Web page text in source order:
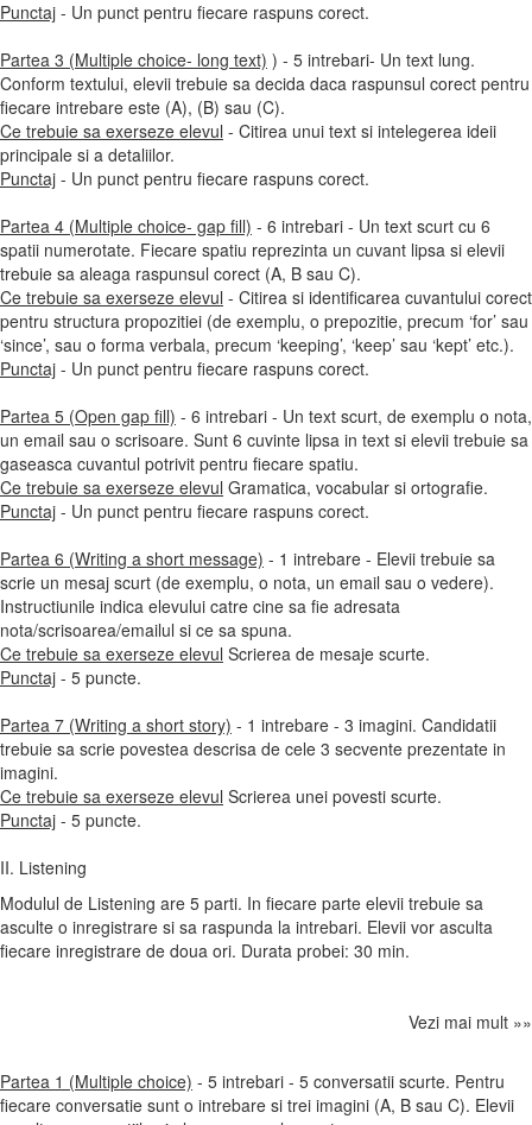
Punctaj - Un punct pentru fiecare raspuns corect.
Partea 3 (Multiple choice- long text) ) - 5 intrebari- Un text lung.
Conform textului, elevii trebuie sa decida daca raspunsul corect pentru
fiecare intrebare este (A), (B) sau (C).
Ce trebuie sa exerseze elevul - Citirea unui text si intelegerea ideii
principale si a detaliilor.
Punctaj - Un punct pentru fiecare raspuns corect.
Partea 4 (Multiple choice- gap fill) - 6 intrebari - Un text scurt cu 6
spatii numerotate. Fiecare spatiu reprezinta un cuvant lipsa si elevii
trebuie sa aleaga raspunsul corect (A, B sau C).
Ce trebuie sa exerseze elevul - Citirea si identificarea cuvantului corect
pentru structura propozitiei (de exemplu, o prepozitie, precum ‘for’ sau
‘since’, sau o forma verbala, precum ‘keeping’, ‘keep’ sau ‘kept’ etc.).
Punctaj - Un punct pentru fiecare raspuns corect.
Partea 5 (Open gap fill) - 6 intrebari - Un text scurt, de exemplu o nota,
un email sau o scrisoare. Sunt 6 cuvinte lipsa in text si elevii trebuie sa
gaseasca cuvantul potrivit pentru fiecare spatiu.
Ce trebuie sa exerseze elevul Gramatica, vocabular si ortografie.
Punctaj - Un punct pentru fiecare raspuns corect.
Partea 6 (Writing a short message) - 1 intrebare - Elevii trebuie sa
scrie un mesaj scurt (de exemplu, o nota, un email sau o vedere).
Instructiunile indica elevului catre cine sa fie adresata
nota/scrisoarea/emailul si ce sa spuna.
Ce trebuie sa exerseze elevul Scrierea de mesaje scurte.
Punctaj - 5 puncte.
Partea 7 (Writing a short story) - 1 intrebare - 3 imagini. Candidatii
trebuie sa scrie povestea descrisa de cele 3 secvente prezentate in
imagini.
Ce trebuie sa exerseze elevul Scrierea unei povesti scurte.
Punctaj - 5 puncte.
II. Listening
Modulul de Listening are 5 parti. In fiecare parte elevii trebuie sa
asculte o inregistrare si sa raspunda la intrebari. Elevii vor asculta
fiecare inregistrare de doua ori. Durata probei: 30 min.
Vezi mai mult »»
Partea 1 (Multiple choice) - 5 intrebari - 5 conversatii scurte. Pentru
fiecare conversatie sunt o intrebare si trei imagini (A, B sau C). Elevii